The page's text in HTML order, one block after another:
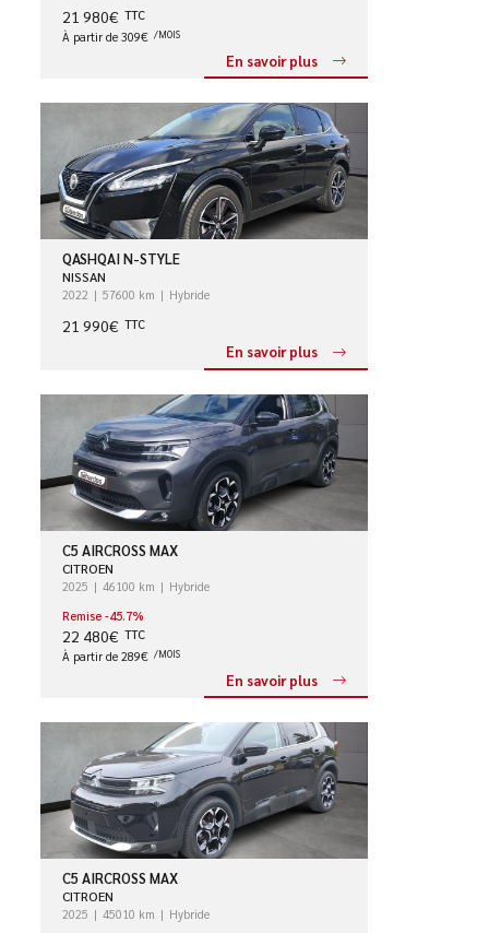
21 980€ TTC
À partir de 309€ /MOIS
En savoir plus
QASHQAI N-STYLE
NISSAN
2022 57600 km Hybride
21 990€ TTC
En savoir plus
C5 AIRCROSS MAX
CITROEN
2025 46100 km
Hybride
Remise -45.7%
22 480€ TTC
À partir de 289€ /MOIS
En savoir plus
C5 AIRCROSS MAX
CITROEN
2025 45010 km
Hybride